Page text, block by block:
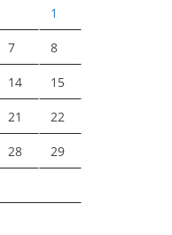
1
7 8
14 15
21 22
28 29